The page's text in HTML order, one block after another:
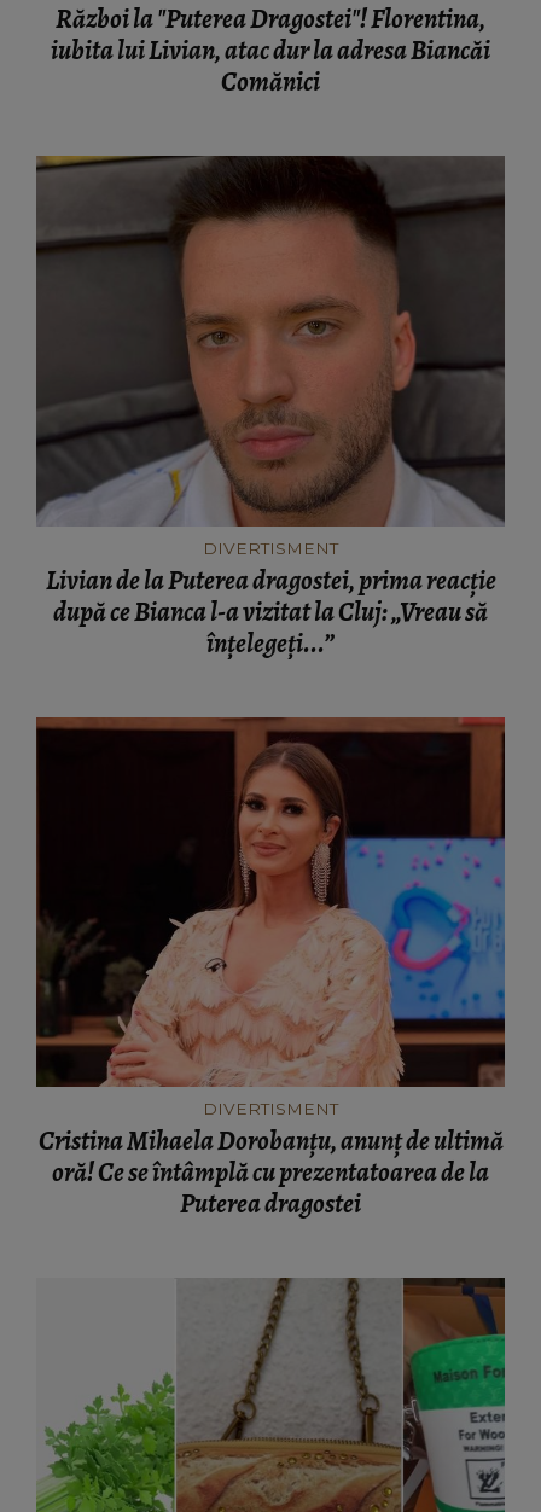
Război la "Puterea Dragostei"! Florentina,
iubita lui Livian, atac dur la adresa Biancăi
Comănici
DIVERTISMENT
Livian de la Puterea dragostei, prima reacție
după ce Bianca l-a vizitat la Cluj: „Vreau să
înțelegeți...”
DIVERTISMENT
Cristina Mihaela Dorobanțu, anunț de ultimă
oră! Ce se întâmplă cu prezentatoarea de la
Puterea dragostei